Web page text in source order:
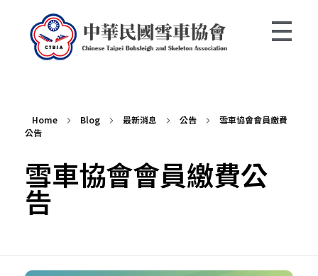
Home Blog 最新消息 公告
雪車協會會員繳費
公告
雪車協會會員繳費公
告